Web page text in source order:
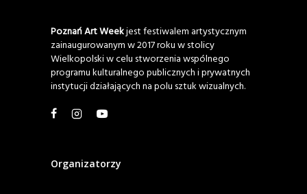
Poznań Art Weekjest festiwalem artystycznym
zainaugurowanym w 2017 roku w stolicy
Wielkopolski w celu stworzenia wspólnego
programu kulturalnego publicznych i prywatnych
instytucji działających na polu sztuk wizualnych.
Organizatorzy